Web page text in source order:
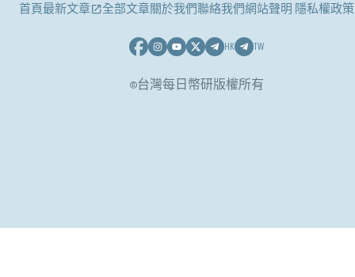
首頁最新文章 全部文章關於我們聯絡我們網站聲明 隱私權政策
HK TW
©台灣每日幣研版權所有